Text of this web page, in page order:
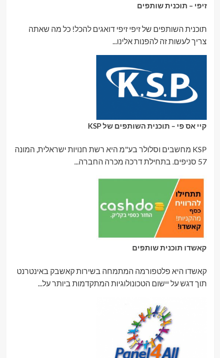
זיפי – תוכנית שותפים
תוכנית השותפים של זיפי זיפי דואגים להכל! כל מה שאתה
צריך לעשות זה להפנות אלינו...
קיי אס פי – תוכנית השותפים של KSP
KSP מחשבים וסלולר בע"מ היא רשת חנויות ישראלית, המונה
57 סניפים. בתחילת דרכה מכרה החברה...
קאשדו תוכנית שותפים
קאשדו היא פלטפורמה המתמחה בשירות קאשבק באינטרנט
תוך דגש על יישום הטכונולוגיות המתקדמות ביותר על...